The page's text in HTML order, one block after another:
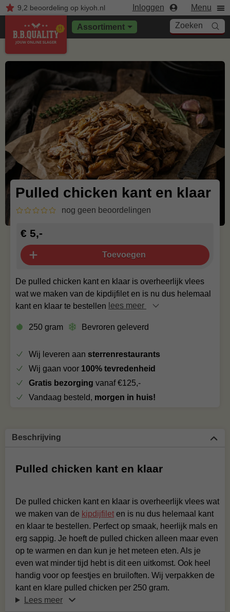
9,2 beoordelingop kiyoh.nl Inloggen Menu
Assortiment Zoeken
Pulled chicken kant en klaar
nog geen beoordelingen
De pulled chicken kant en klaar is overheerlijk vlees
wat we maken van de kipdijfilet en is nu dus helemaal
kant en klaar te bestellen lees meer
250 gram Bevroren geleverd
€ 5,-
Toevoegen
Wij leveren aan sterrenrestaurants
Wij gaan voor 100% tevredenheid
Gratis bezorging vanaf €125,-
Vandaag besteld, morgen in huis!
Beschrijving
Pulled chicken kant en klaar
De pulled chicken kant en klaar is overheerlijk vlees wat
we maken van de kipdijfilet en is nu dus helemaal kant
en klaar te bestellen. Perfect op smaak, heerlijk mals en
erg sappig. Je hoeft de pulled chicken alleen maar even
op te warmen en dan kun je het meteen eten. Als je
even wat minder tijd hebt is dit een uitkomst. Ook heel
handig voor op feestjes en bruiloften. Wij verpakken de
kant en klare pulled chicken per 250 gram.
Lees meer